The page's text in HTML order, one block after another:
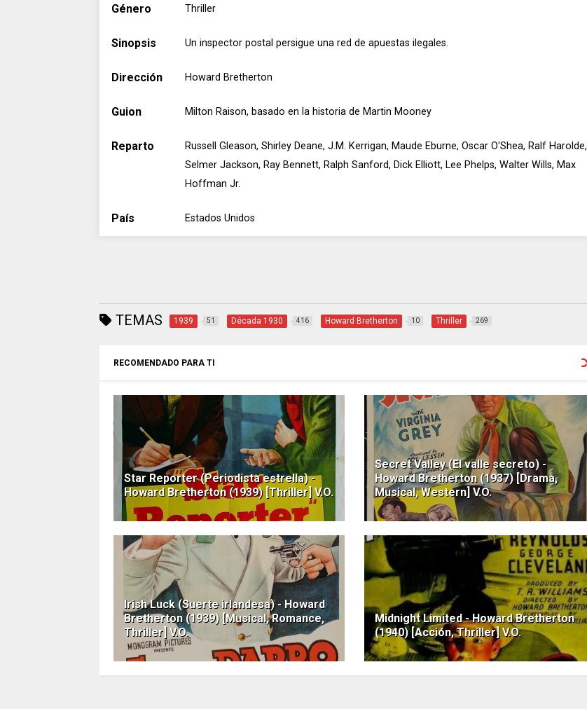
Género Thriller
Sinopsis Un inspector postal persigue una red de apuestas ilegales.
Dirección Howard Bretherton
Guion Milton Raison, basado en la historia de Martin Mooney
Reparto
Russell Gleason, Shirley Deane, J.M. Kerrigan, Maude Eburne, Oscar O'Shea, Ralf Harolde,
Selmer Jackson, Ray Bennett, Ralph Sanford, Dick Elliott, Lee Phelps, Walter Wills, Max
Hoffman Jr.
País Estados Unidos
TEMAS 1939 51 Década 1930 416 Howard Bretherton 10 Thriller 269
RECOMENDADO PARA TI
Star Reporter (Periodista estrella) -
Howard Bretherton (1939) [Thriller] V.O.
Secret Valley (El valle secreto) -
Howard Bretherton (1937) [Drama,
Musical, Western] V.O.
Irish Luck (Suerte irlandesa) - Howard
Bretherton (1939) [Musical, Romance,
Thriller] V.O.
Midnight Limited - Howard Bretherton
(1940) [Acción, Thriller] V.O.